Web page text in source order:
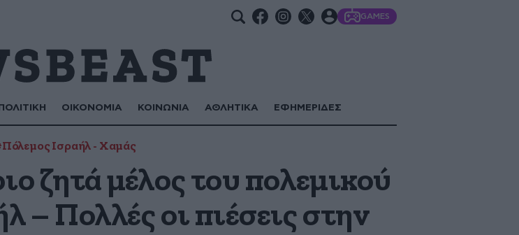
GAMES
ΠΟΛΙΤΙΚΗ ΟΙΚΟΝΟΜΙΑ ΚΟΙΝΩΝΙΑ ΑΘΛΗΤΙΚΑ ΕΦΗΜΕΡΙΔΕΣ
Ισραήλ - Χαμάς
ζητά μέλος του πολεμικού
– Πολλές οι πιέσεις στην